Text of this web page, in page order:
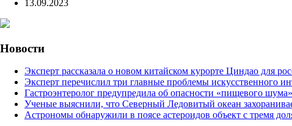
13.09.2023
Новости
Эксперт рассказала о новом китайском курорте Циндао для
Эксперт перечислил три главные проблемы искусственного
Гастроэнтеролог предупредила об опасности «пищевого
Ученые выяснили, что Северный Ледовитый океан
Астрономы обнаружили в поясе астероидов объект с тремя